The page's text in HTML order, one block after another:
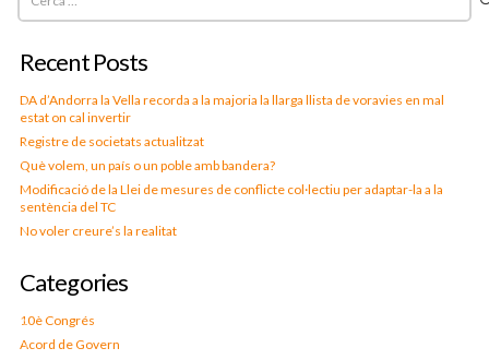
Recent Posts
DA d’Andorra la Vella recorda a la majoria la llarga llista de voravies en mal
estat on cal invertir
Registre de societats actualitzat
Què volem, un país o un poble amb bandera?
Modificació de la Llei de mesures de conflicte col·lectiu per adaptar-la a la
sentència del TC
No voler creure’s la realitat
Categories
10è Congrés
Acord de Govern